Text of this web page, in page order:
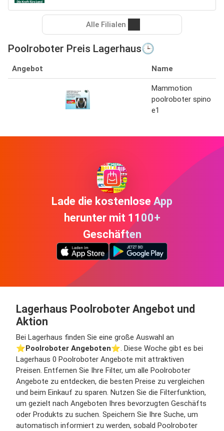
Alle Filialen
Poolroboter Preis Lagerhaus🕒
Angebot Name
Mammotion
poolroboter spino
e1
Lade die kostenlose App
herunter mit 1100+
Geschäften
Lagerhaus Poolroboter Angebot und
Aktion
Bei Lagerhaus finden Sie eine große Auswahl an
⭐️Poolroboter Angeboten⭐️. Diese Woche gibt es bei
Lagerhaus 0 Poolroboter Angebote mit attraktiven
Preisen. Entfernen Sie Ihre Filter, um alle Poolroboter
Angebote zu entdecken, die besten Preise zu vergleichen
und beim Einkauf zu sparen. Nutzen Sie die Filterfunktion,
um gezielt nach Angeboten Ihres bevorzugten Geschäfts
oder Produkts zu suchen. Speichern Sie Ihre Suche, um
automatisch informiert zu werden, sobald Poolroboter